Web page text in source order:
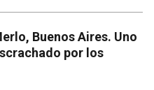
Buenos Aires. Uno
por los